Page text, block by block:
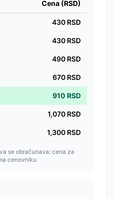
Cena (RSD)
430 RSD
430 RSD
490 RSD
670 RSD
910 RSD
1,070 RSD
1,300 RSD
se obračunava: cena za
cenovniku